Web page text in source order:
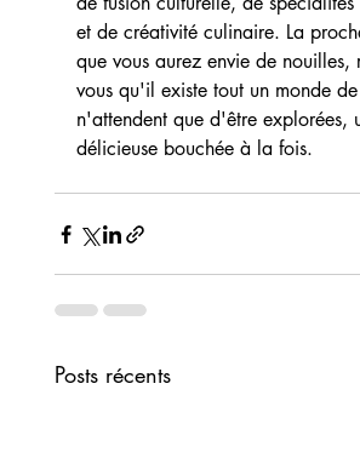
et de créativité culinaire. La
que vous aurez envie de nouilles,
vous qu'il existe tout un monde
n'attendent que d'être explorées,
délicieuse bouchée à la fois.
Posts récents